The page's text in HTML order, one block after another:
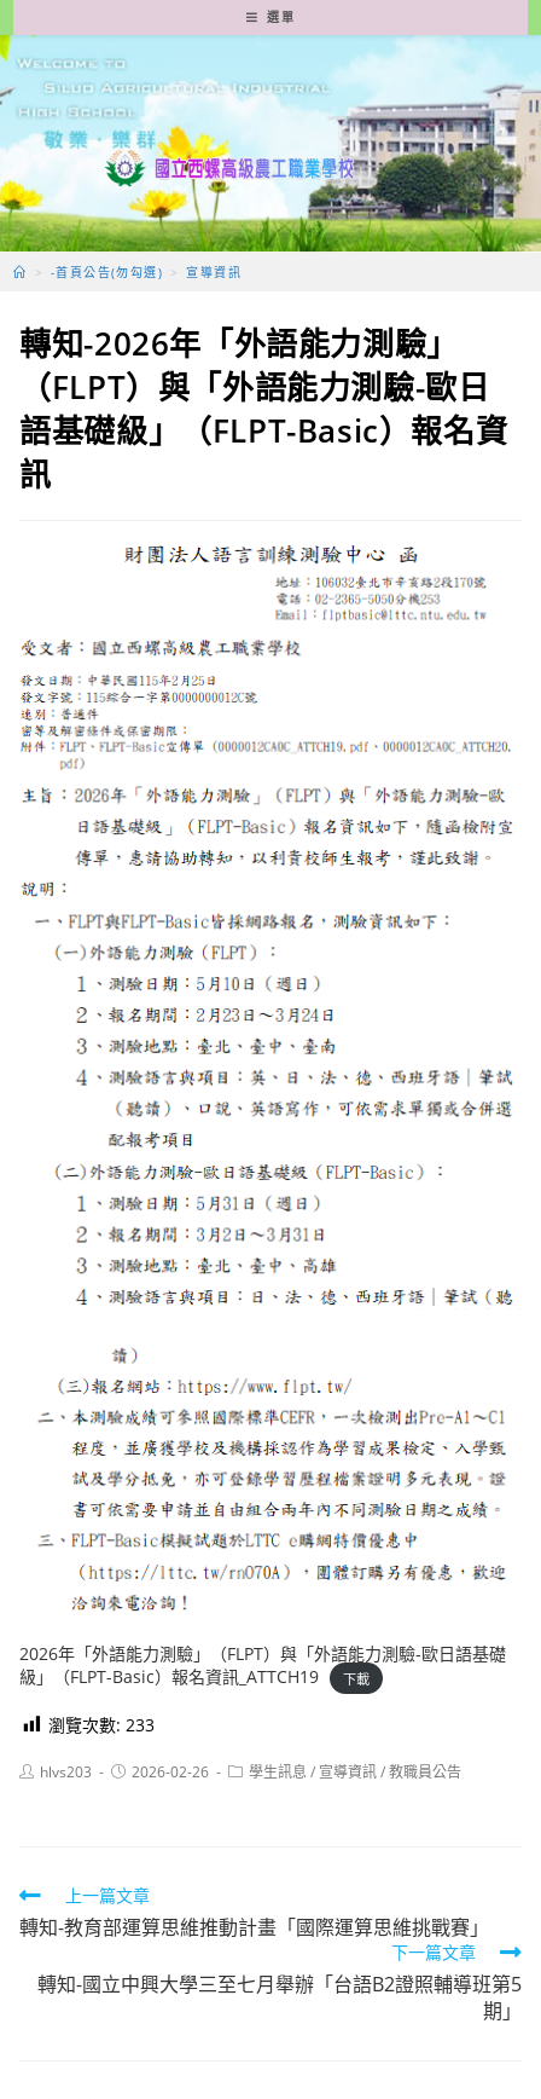
轉
至
要
容
選單
> -首頁公告(勿勾選) > 宣導資訊
轉知-2026年「外語能力測驗」
（FLPT）與「外語能力測驗-歐日
語基礎級」（FLPT-Basic）報名資
訊
2026年「外語能力測驗」（FLPT）與「外語能力測驗-歐日語基礎
級」（FLPT-Basic）報名資訊_ATTCH19
下載
瀏覽次數: 233
Posthlvs203
Post2026-02-26
Post學生訊息 / 宣導資訊/教職員公告
Read
more
articles
上一篇文章
轉知-教育部運算思維推動計畫「國際運算思維挑戰賽」
下一篇文章
轉知-國立中興大學三至七月舉辦「台語B2證照輔導班第5
期」